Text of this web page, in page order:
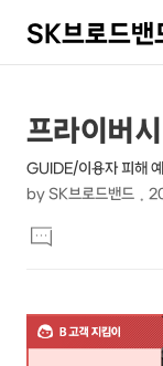
SK브로드밴
상
세
컨
텐
본
제
목
프라이버
GUIDE/이용자 피해
by SK브로드밴드
문
댓
글